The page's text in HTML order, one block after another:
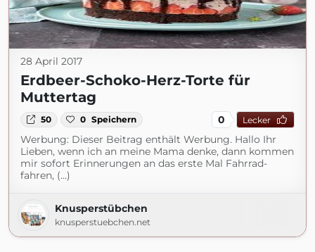
28 April 2017
Erdbeer-Schoko-Herz-Torte für
Muttertag
50 0 Speichern 0 Lecker
Werbung: Dieser Beitrag enthält Werbung. Hallo Ihr
Lieben, wenn ich an meine Mama denke, dann kommen
mir sofort Erinnerungen an das erste Mal Fahrrad-
fahren, (...)
Knusperstübchen
knusperstuebchen.net